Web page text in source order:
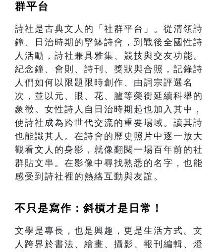
群平台
詩社是古典文人的「社群平台」。從清領詩
鐘、日治時期的擊缽詩會，到戰後全國性詩
人活動，詩社兼具雅集、競技與交友功能。
紀念鐘、會則、詩刊、獎狀與合照，記錄詩
人們如何以限題限時創作、由詞宗評選名
次，並以元、眼、花、臚等榮銜延續科舉的
象徵。女性詩人自日治時期起也加入其中，
使詩社成為跨世代交流的重要場域。讀其詩
也能識其人。在詩會的歷史照片中逐一放大
觀看文人的身影，就像翻閱一場百年前的社
群貼文串。在影像中尋找熟悉的名字，也能
感受到詩社裡的熱絡互動與友誼。
不只是寫作：斜槓才是日常！
文學是專長，也是興趣，更是生活方式。文
人跨界於書法、繪畫、攝影、報刊編輯、燈